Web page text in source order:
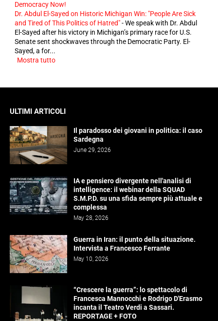
Democracy Now!
Dr. Abdul El-Sayed on Historic Michigan Win: "People Are Sick
and Tired of This Politics of Hatred"-We speak with Dr. Abdul
El-Sayed after his victory in Michigan’s primary race for U.S.
Senate sent shockwaves through the Democratic Party. El-
Sayed, a for...
Mostra tutto
ULTIMI ARTICOLI
Il paradosso dei giovani in politica: il caso
Sardegna
June 29, 2026
IA e pensiero divergente nell'analisi di
intelligence: il webinar della SQUAD
S.M.P.D. su una sfida sempre più attuale e
complessa
May 28, 2026
Guerra in Iran: il punto della situazione.
Intervista a Francesco Ferrante
May 10, 2026
“Crescere la guerra”: lo spettacolo di
Francesca Mannocchi e Rodrigo D'Erasmo
incanta il Teatro Verdi a Sassari.
REPORTAGE + FOTO